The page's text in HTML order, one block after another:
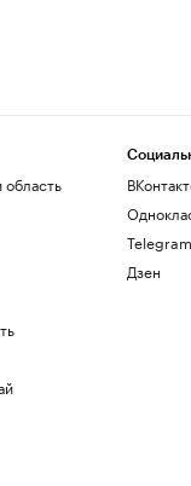
Telegram
Дзен